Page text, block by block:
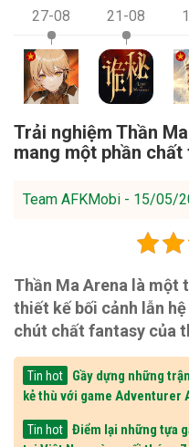
27-08 21-08
Trải nghiệm Thần
mang một phần
Team AFKMobi - 15/05/
Thần Ma Arena là một
thiết kế bối cảnh lẫn
chút chất fantasy của
Tin hot
Gầy dựng những
kẻ thù với game Adventurer
Tin hot
Điểm lại những tựa